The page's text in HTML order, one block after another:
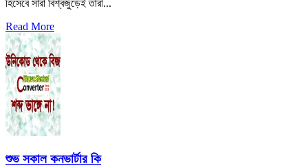
হিসেবে সারা বিশ্বজুড়েই তারা...
Read More
শুভ সকাল কনভার্টার কি